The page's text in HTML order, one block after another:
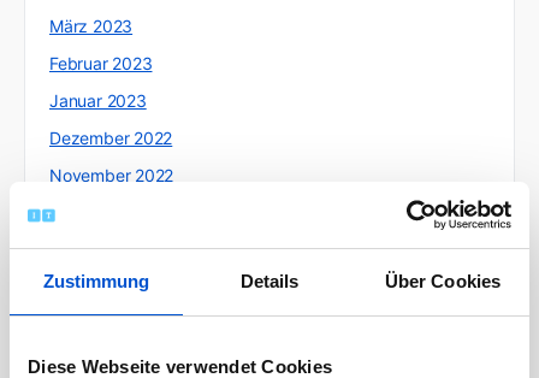
Zustimmung Details Über Cookies
Diese Webseite verwendet Cookies
März 2023
Februar 2023
Januar 2023
Dezember 2022
November 2022
Oktober 2022
September 2022
August 2022
Juni 2022